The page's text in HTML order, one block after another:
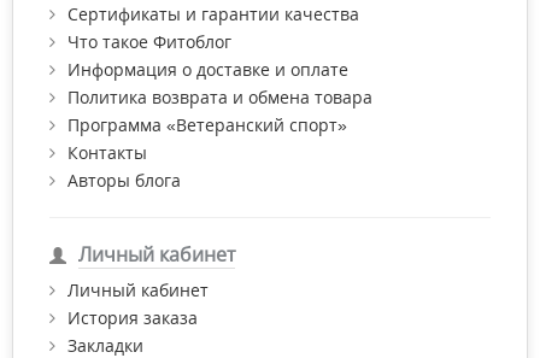
Сертификаты и гарантии качества
Что такое Фитоблог
Информация о доставке и оплате
Политика возврата и обмена товара
Программа «Ветеранский спорт»
Контакты
Авторы блога
Личный кабинет
Личный кабинет
История заказа
Закладки